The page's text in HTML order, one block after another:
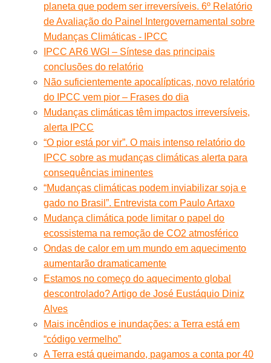
planeta que podem ser irreversíveis. 6º Relatório
de Avaliação do Painel Intergovernamental sobre
Mudanças Climáticas - IPCC
IPCC AR6 WGI – Síntese das principais
conclusões do relatório
Não suficientemente apocalípticas, novo relatório
do IPCC vem pior – Frases do dia
Mudanças climáticas têm impactos irreversíveis,
alerta IPCC
“O pior está por vir”. O mais intenso relatório do
IPCC sobre as mudanças climáticas alerta para
consequências iminentes
“Mudanças climáticas podem inviabilizar soja e
gado no Brasil”. Entrevista com Paulo Artaxo
Mudança climática pode limitar o papel do
ecossistema na remoção de CO2 atmosférico
Ondas de calor em um mundo em aquecimento
aumentarão dramaticamente
Estamos no começo do aquecimento global
descontrolado? Artigo de José Eustáquio Diniz
Alves
Mais incêndios e inundações: a Terra está em
“código vermelho”
A Terra está queimando, pagamos a conta por 40